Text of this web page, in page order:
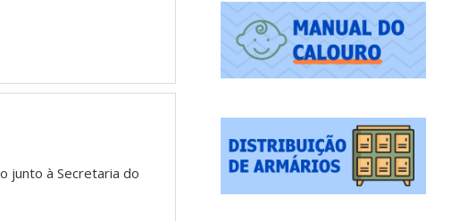
junto à Secretaria do